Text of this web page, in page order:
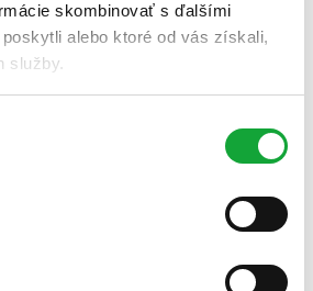
skombinovať s ďalšími
alebo ktoré od vás získali,
služby.